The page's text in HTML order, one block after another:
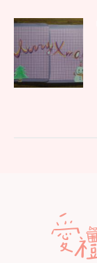
文
章
導
覽
Parent
post: